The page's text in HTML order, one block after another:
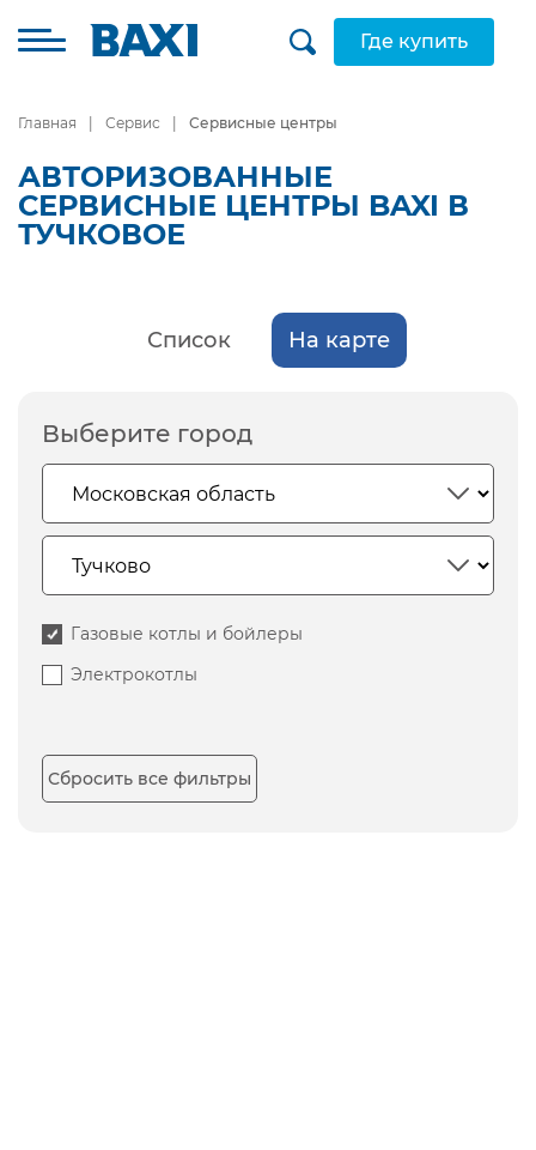
Где купить
Главная Сервис Сервисные центры
АВТОРИЗОВАННЫЕ
СЕРВИСНЫЕ ЦЕНТРЫ BAXI В
ТУЧКОВОЕ
Список На карте
Выберите город
Газовые котлы и бойлеры
Электрокотлы
Сбросить все фильтры